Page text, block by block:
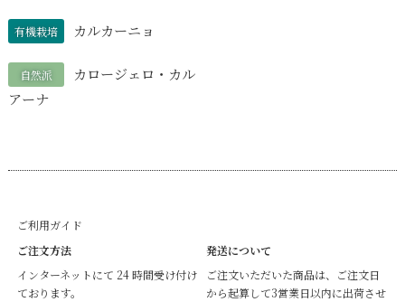
有機栽培 カルカーニョ
自然派
カロージェロ・カル
アーナ
ご利用ガイド
ご注文方法
インターネットにて 24 時間受け付け
ております。
発送について
ご注文いただいた商品は、ご注文日
から起算して3営業日以内に出荷させ